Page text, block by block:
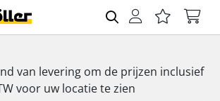
van levering om de prijzen inclusief
voor uw locatie te zien